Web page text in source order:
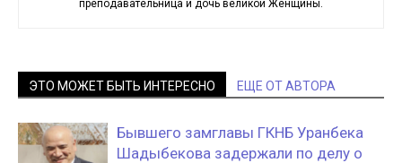
преподавательница и дочь великой Женщины.
ЭТО МОЖЕТ БЫТЬ ИНТЕРЕСНО ЕЩЕ ОТ АВТОРА
Бывшего замглавы ГКНБ Уранбека
Шадыбекова задержали по делу о